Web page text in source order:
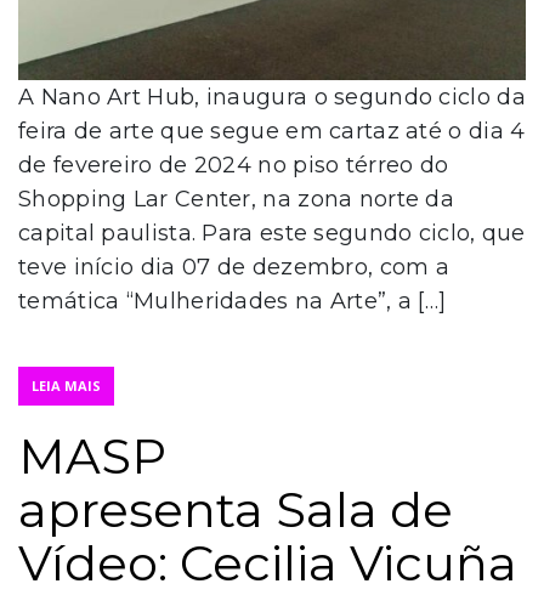
A Nano Art Hub, inaugura o segundo ciclo da
feira de arte que segue em cartaz até o dia 4
de fevereiro de 2024 no piso térreo do
Shopping Lar Center, na zona norte da
capital paulista. Para este segundo ciclo, que
teve início dia 07 de dezembro, com a
temática “Mulheridades na Arte”, a […]
LEIA MAIS
MASP
apresenta Sala de
Vídeo: Cecilia Vicuña